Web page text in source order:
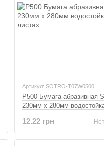
Артикул: SOTRO-T07W0500
P500 Бумага абразивная
230мм x 280мм
12.22 грн